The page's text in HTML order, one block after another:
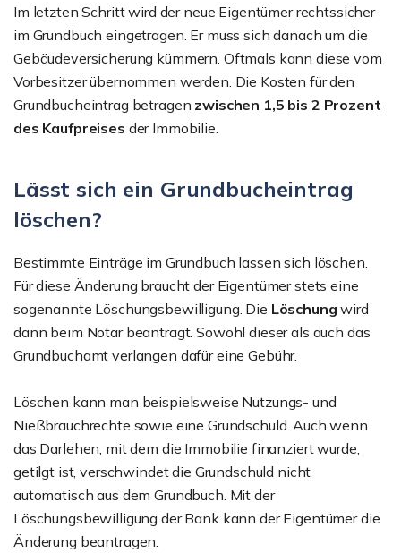
Im letzten Schritt wird der neue Eigentümer rechtssicher
im Grundbuch eingetragen. Er muss sich danach um die
Gebäudeversicherung kümmern. Oftmals kann diese vom
Vorbesitzer übernommen werden. Die Kosten für den
Grundbucheintrag betragen zwischen 1,5 bis 2 Prozent
des Kaufpreises der Immobilie.
Lässt sich ein Grundbucheintrag
löschen?
Bestimmte Einträge im Grundbuch lassen sich löschen.
Für diese Änderung braucht der Eigentümer stets eine
sogenannte Löschungsbewilligung. Die Löschungwird
dann beim Notar beantragt. Sowohl dieser als auch das
Grundbuchamt verlangen dafür eine Gebühr.
Löschen kann man beispielsweise Nutzungs- und
Nießbrauchrechte sowie eine Grundschuld. Auch wenn
das Darlehen, mit dem die Immobilie finanziert wurde,
getilgt ist, verschwindet die Grundschuld nicht
automatisch aus dem Grundbuch. Mit der
Löschungsbewilligung der Bank kann der Eigentümer die
Änderung beantragen.